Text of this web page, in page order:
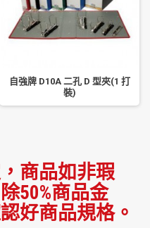
自強牌 D10A 二孔 D 型夾(1 打
裝)
商品如非瑕
50%商品金
好商品規格。